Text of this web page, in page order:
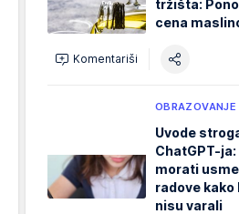
tržišta:
cena
Komentariši
OBRAZOVANJE
Uvode
ChatGPT-
morati
radove kako
nisu varali